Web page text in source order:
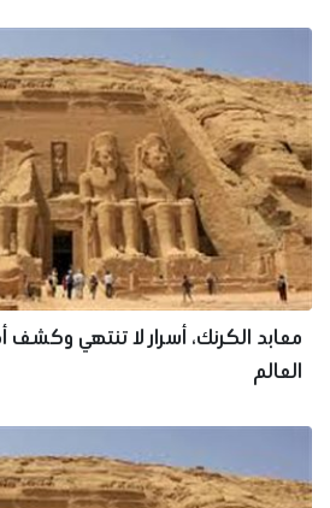
معابد الكرنك، أسرار لا تنتهي وكشف
العالم